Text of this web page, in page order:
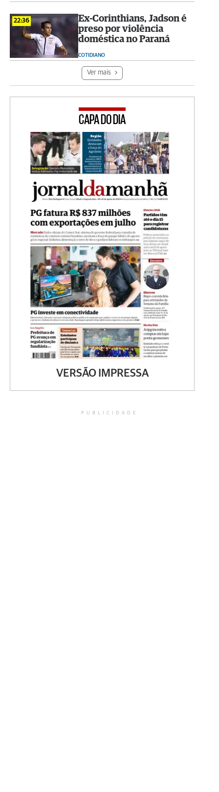
22:36
Ex-Corinthians, Jadson é
preso por violência
doméstica no Paraná
COTIDIANO
Ver mais
CAPA DO DIA
VERSÃO IMPRESSA
PUBLICIDADE